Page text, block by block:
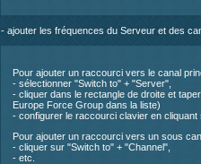
- ajouter les fréquences du Serveur et des
Pour ajouter un raccourci vers le canal
- sélectionner "Switch to" + "Server",
- cliquer dans le rectangle de droite et
Europe Force Group dans la liste)
- configurer le raccourci clavier en
Pour ajouter un raccourci vers un sous
- cliquer sur "Switch to" + "Channel",
- etc.